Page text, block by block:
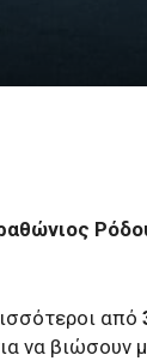
από
να βιώσουν